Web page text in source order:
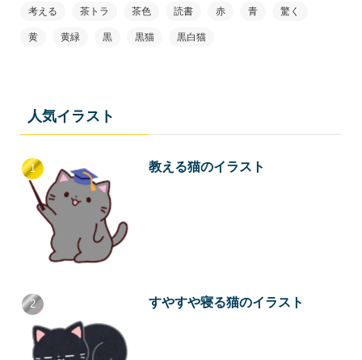
考える 茶トラ 茶色 読書 赤 青 驚く
黄 黄緑 黒 黒猫 黒白猫
人気イラスト
教える猫のイラスト
すやすや寝る猫のイラスト